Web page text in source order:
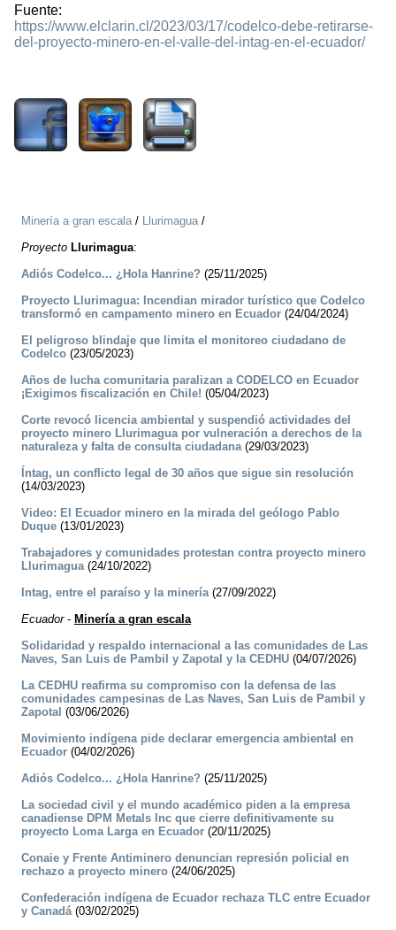
Fuente:
https://www.elclarin.cl/2023/03/17/codelco-debe-retirarse-
del-proyecto-minero-en-el-valle-del-intag-en-el-ecuador/
Minería a gran escala/ Llurimagua/
Proyecto Llurimagua:
­Adiós Codelco... ¿Hola Hanrine? (25/11/2025)
Proyecto Llurimagua: Incendian mirador turístico que Codelco
transformó en campamento minero en Ecuador (24/04/2024)
El peligroso blindaje que limita el monitoreo ciudadano de
Codelco (23/05/2023)
Años de lucha comunitaria paralizan a CODELCO en Ecuador
¡Exigimos fiscalización en Chile! (05/04/2023)
Corte revocó licencia ambiental y suspendió actividades del
proyecto minero Llurimagua por vulneración a derechos de la
naturaleza y falta de consulta ciudadana(29/03/2023)
Íntag, un conflicto legal de 30 años que sigue sin resolución
(14/03/2023)
Video: El Ecuador minero en la mirada del geólogo Pablo
Duque (13/01/2023)
Trabajadores y comunidades protestan contra proyecto minero
Llurimagua(24/10/2022)
Intag, entre el paraíso y la minería(27/09/2022)
Ecuador- Minería a gran escala
Solidaridad y respaldo internacional a las comunidades de Las
Naves, San Luis de Pambil y Zapotal y la CEDHU (04/07/2026)
La CEDHU reafirma su compromiso con la defensa de las
comunidades campesinas de Las Naves, San Luis de Pambil y
Zapotal (03/06/2026)
Movimiento indígena pide declarar emergencia ambiental en
Ecuador (04/02/2026)
­Adiós Codelco... ¿Hola Hanrine? (25/11/2025)
La sociedad civil y el mundo académico piden a la empresa
canadiense DPM Metals Inc que cierre definitivamente su
proyecto Loma Larga en Ecuador (20/11/2025)
Conaie y Frente Antiminero denuncian represión policial en
rechazo a proyecto minero (24/06/2025)
Confederación indígena de Ecuador rechaza TLC entre Ecuador
y Canadá(03/02/2025)